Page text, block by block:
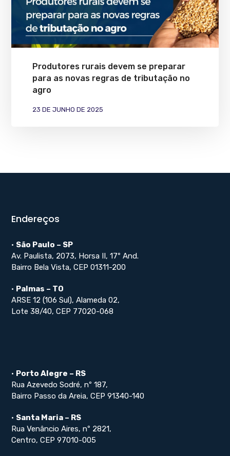
Produtores rurais devem se preparar
para as novas regras de tributação no
agro
23 DE JUNHO DE 2025
Endereços
• São Paulo – SP
Av. Paulista, 2073, Horsa II, 17º And.
Bairro Bela Vista, CEP 01311-200
• Palmas – TO
ARSE 12 (106 Sul), Alameda 02,
Lote 38/40, CEP 77020-068
• Porto Alegre – RS
Rua Azevedo Sodré, nº 187,
Bairro Passo da Areia, CEP 91340-140
• Santa Maria – RS
Rua Venâncio Aires, nº 2821,
Centro, CEP 97010-005